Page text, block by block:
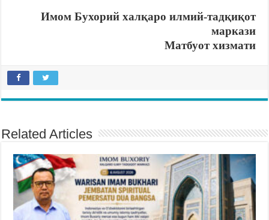
Имом Бухорий халқаро илмий-тадқиқот
маркази
Матбуот хизмати
Related Articles